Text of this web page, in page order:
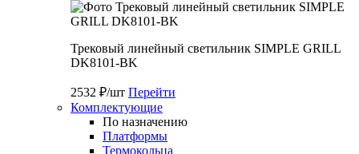
Трековый линейный светильник SIMPLE GRILL
DK8101-BK
2532 ₽/шт Перейти
Комплектующие
По назначению
Платформы
Термокольца